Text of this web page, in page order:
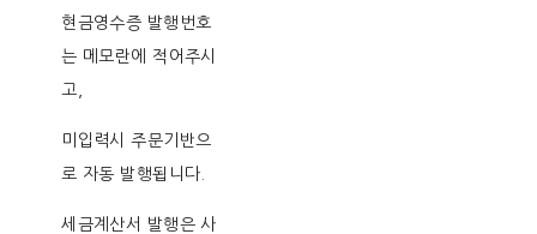
현금영수증 발행번호
는 메모란에 적어주시
고,
미입력시 주문기반으
로 자동 발행됩니다.
세금계산서 발행은 사